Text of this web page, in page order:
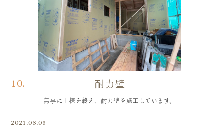
10. 耐力壁
無事に上棟を終え、耐力壁を施工しています。
2021.08.08